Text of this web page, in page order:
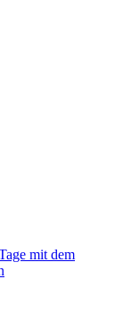
mit dem